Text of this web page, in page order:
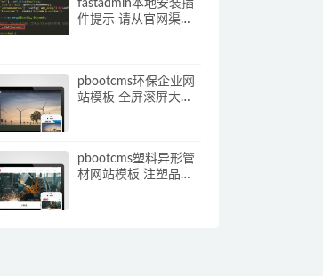
fastadmin本地安装插
件提示 请从官网渠道
pbootcms环保企业网
站模板 全屏滚屏大气
pbootcms塑料异形管
材网站模板 注塑品网